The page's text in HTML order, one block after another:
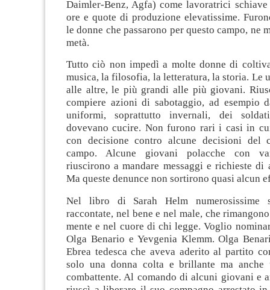
Daimler-Benz, Agfa) come lavoratrici
ore e quote di produzione elevatissime.
le donne che passarono per questo campo, ne
metà.
Tutto ciò non impedì a molte donne di
musica, la filosofia, la letteratura, la storia. Le
alle altre, le più grandi alle più giovani.
compiere azioni di sabotaggio, ad esempio
uniformi, soprattutto invernali, dei
dovevano cucire. Non furono rari i casi in
con decisione contro alcune decisioni del
campo. Alcune giovani polacche con
riuscirono a mandare messaggi e richieste di
Ma queste denunce non sortirono quasi alcun
Nel libro di Sarah Helm numerosissime
raccontate, nel bene e nel male, che
mente e nel cuore di chi legge. Voglio
Olga Benario e Yevgenia Klemm. Olga
Ebrea tedesca che aveva aderito al partito
solo una donna colta e brillante ma anche
combattente. Al comando di alcuni giovani e